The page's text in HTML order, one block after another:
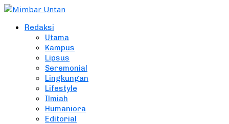
Redaksi
Utama
Kampus
Lipsus
Seremonial
Lingkungan
Lifestyle
Ilmiah
Humaniora
Editorial